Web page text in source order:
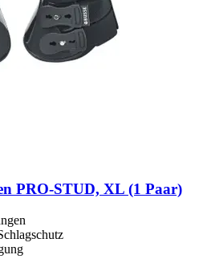
PRO-​STUD, XL (1 Paar)